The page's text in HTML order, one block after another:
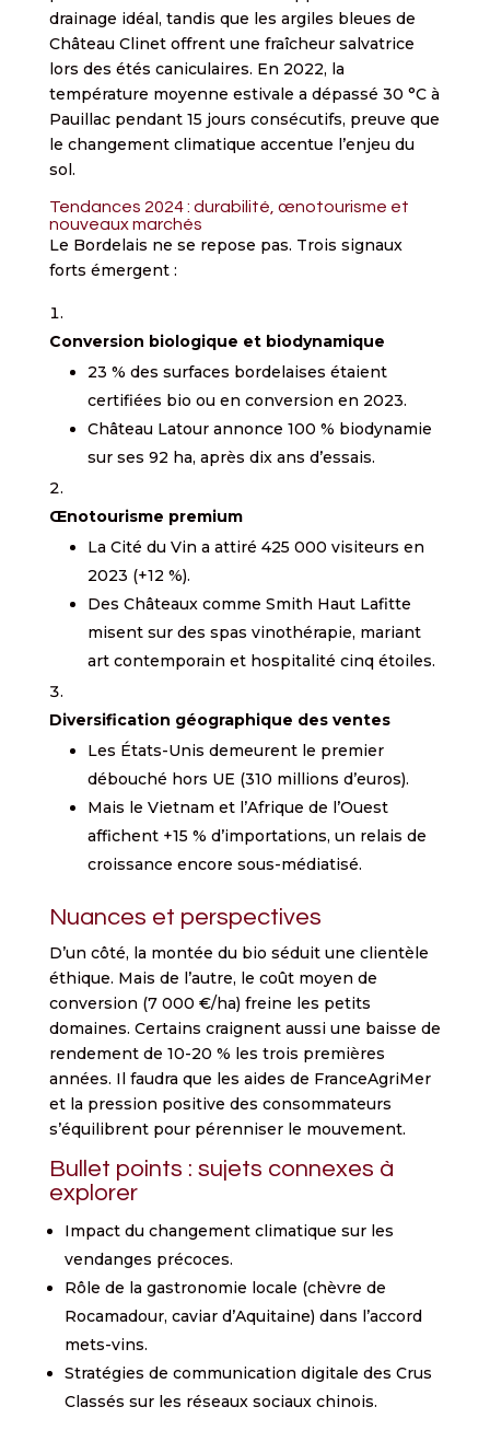
drainage idéal, tandis que les argiles bleues de
Château Clinet offrent une fraîcheur salvatrice
lors des étés caniculaires. En 2022, la
température moyenne estivale a dépassé 30 °C à
Pauillac pendant 15 jours consécutifs, preuve que
le changement climatique accentue l’enjeu du
sol.
Tendances 2024 : durabilité, œnotourisme et
nouveaux marchés
Le Bordelais ne se repose pas. Trois signaux
forts émergent :
Conversion biologique et biodynamique
23 % des surfaces bordelaises étaient
certifiées bio ou en conversion en 2023.
Château Latour annonce 100 % biodynamie
sur ses 92 ha, après dix ans d’essais.
Œnotourisme premium
La Cité du Vin a attiré 425 000 visiteurs en
2023 (+12 %).
Des Châteaux comme Smith Haut Lafitte
misent sur des spas vinothérapie, mariant
art contemporain et hospitalité cinq étoiles.
Diversification géographique des ventes
Les États-Unis demeurent le premier
débouché hors UE (310 millions d’euros).
Mais le Vietnam et l’Afrique de l’Ouest
affichent +15 % d’importations, un relais de
croissance encore sous-médiatisé.
Nuances et perspectives
D’un côté, la montée du bio séduit une clientèle
éthique. Mais de l’autre, le coût moyen de
conversion (7 000 €/ha) freine les petits
domaines. Certains craignent aussi une baisse de
rendement de 10-20 % les trois premières
années. Il faudra que les aides de FranceAgriMer
et la pression positive des consommateurs
s’équilibrent pour pérenniser le mouvement.
Bullet points : sujets connexes à
explorer
Impact du changement climatique sur les
vendanges précoces.
Rôle de la gastronomie locale (chèvre de
Rocamadour, caviar d’Aquitaine) dans l’accord
mets-vins.
Stratégies de communication digitale des Crus
Classés sur les réseaux sociaux chinois.